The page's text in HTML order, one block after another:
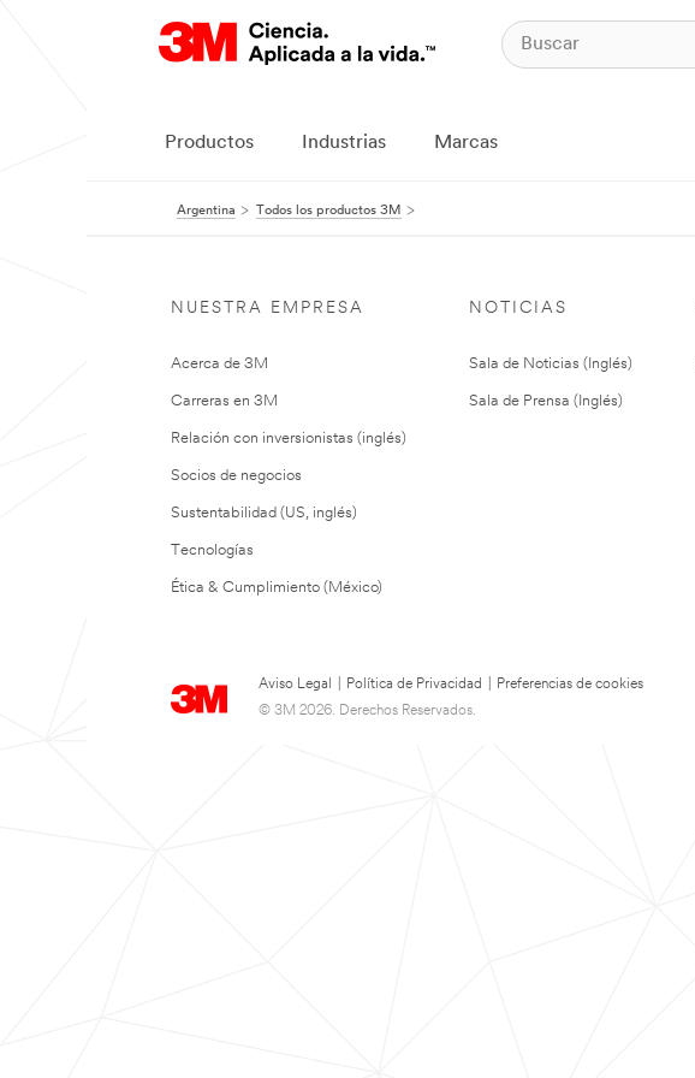
Productos Industrias Marcas
Argentina Todos los productos 3M
NUESTRA EMPRESA
Acerca de 3M
Carreras en 3M
Relación con inversionistas (inglés)
Socios de negocios
Sustentabilidad (US, inglés)
Tecnologías
Ética & Cumplimiento (México)
NOTICIAS
Sala de Noticias (Inglés)
Sala de Prensa (Inglés)
Aviso Legal Política de Privacidad
Preferencias de cookies
© 3M 2026. Derechos Reservados.